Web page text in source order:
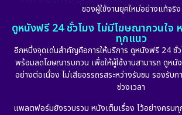
Film
Gothic
ของผู้ใช้งานยุคใหม่อย่างแท้จริง
ดูหนังฟรี 24 ชั่วโมง ไม่มีโฆษณากวนใจ
ทุกแนว
อีกหนึ่งจุดเด่นสำคัญคือการให้บริการ ดูหนังฟรี 24 ชั่
พร้อมลดโฆษณารบกวน เพื่อให้ผู้ใช้งานสามารถ ดูหนั
อย่างต่อเนื่อง ไม่เสียอรรถรสระหว่างรับชม รองรับก
ช่วงเวลา
แพลตฟอร์มยังรวบรวม หนังเต็มเรื่อง ไว้อย่างครบทุ